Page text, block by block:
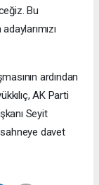
Bu
ardından
AK Parti
Seyit
davet